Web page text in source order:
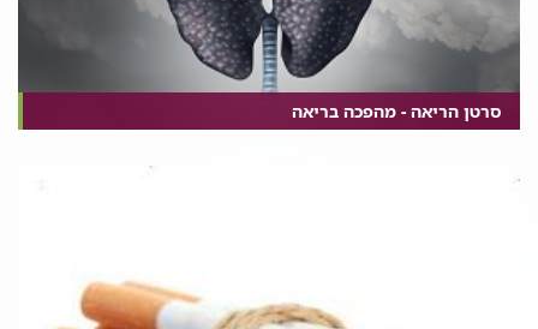
סרטן הריאה - מהפכה בריאה